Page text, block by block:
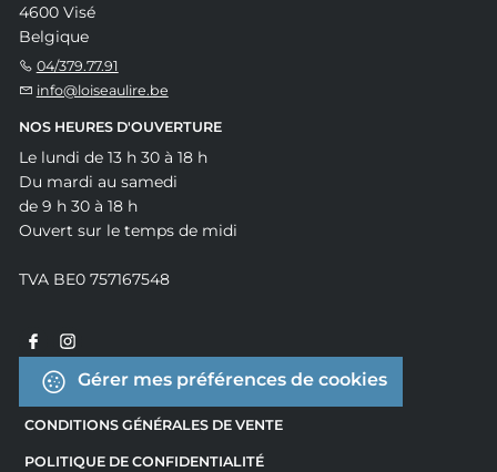
4600 Visé
Belgique
04/379.77.91
info@loiseaulire.be
NOS HEURES D'OUVERTURE
Le lundi de 13 h 30 à 18 h
Du mardi au samedi
de 9 h 30 à 18 h
Ouvert sur le temps de midi
TVA BE0 757167548
Gérer mes préférences de cookies
CONDITIONS GÉNÉRALES DE VENTE
POLITIQUE DE CONFIDENTIALITÉ